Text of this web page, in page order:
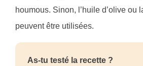
houmous. Sinon, l’huile d’olive ou
peuvent être utilisées.
As-tu testé la recette ?